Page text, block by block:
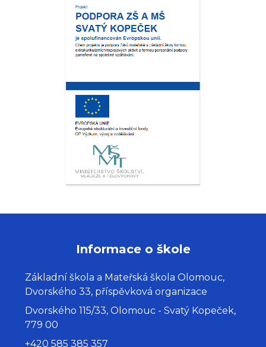
Informace o škole
Základní škola a Mateřská škola Olomouc,
Dvorského 33, příspěvková organizace
Dvorského 115/33, Olomouc - Svatý Kopeček,
779 00
+420 585 385 357